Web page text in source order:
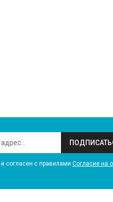
согласен с правилами Согласие на